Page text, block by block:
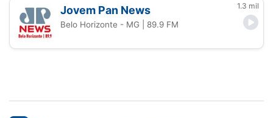
Jovem Pan News 1.3 mil
Belo Horizonte - MG | 89.9 FM